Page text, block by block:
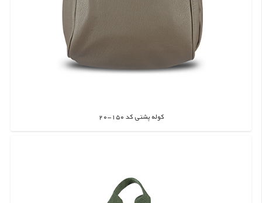
کوله پشتی کد 150-20
اطلاعات بیشتر